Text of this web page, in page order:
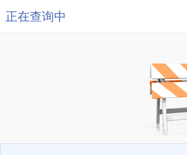
正在查询中